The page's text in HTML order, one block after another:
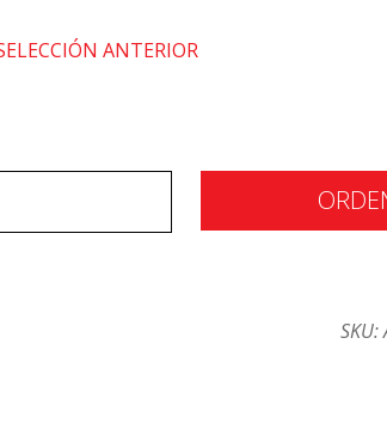
ANTERIOR
SKU: